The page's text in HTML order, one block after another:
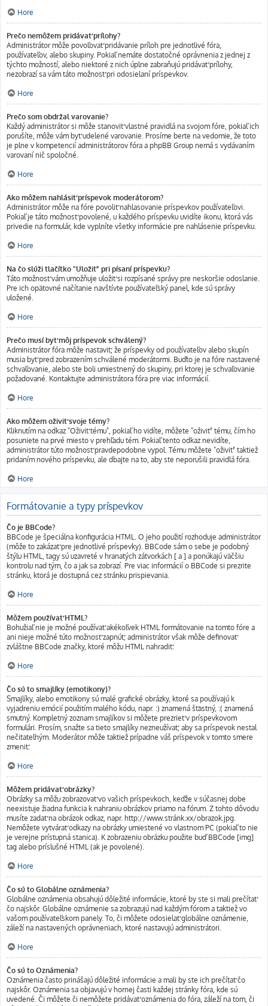
Hore
Prečo nemôžem pridávať prílohy?
Administrátor môže povoľovať pridávanie príloh pre jednotlivé fóra,
používateľov, alebo skupiny. Pokiaľ nemáte dostatočné oprávnenia z jednej z
týchto možností, alebo niektoré z nich úplne zabraňujú pridávať prílohy,
nezobrazí sa vám táto možnosť pri odosielaní príspevkov.
Hore
Prečo som obdržal varovanie?
Každý administrátor si môže stanoviť vlastné pravidlá na svojom fóre, pokiaľ ich
porušíte, môže vám byť udelené varovanie. Prosíme berte na vedomie, že toto
je plne v kompetencií administrátorov fóra a phpBB Group nemá s vydávaním
varovaní nič spoločné.
Hore
Ako môžem nahlásiť príspevok moderátorom?
Administrátor môže na fóre povoliť nahlasovanie príspevkov používateľovi.
Pokiaľ je táto možnosť povolené, u každého príspevku uvidíte ikonu, ktorá vás
privedie na formulár, kde vyplníte všetky informácie pre nahlásenie príspevku.
Hore
Na čo slúži tlačítko "Uložiť" pri písaní príspevku?
Táto možnosť vám umožňuje uložiť si rozpísané správy pre neskoršie odoslanie.
Pre ich opätovné načítanie navštívte používateľský panel, kde sú správy
uložené.
Hore
Prečo musí byť môj príspevok schválený?
Administrátor fóra môže nastaviť, že príspevky od používateľov alebo skupín
musia byť pred zobrazením schválené moderátormi. Buďto je na fóre nastavené
schvaľovanie, alebo ste boli umiestnený do skupiny, pri ktorej je schvaľovanie
požadované. Kontaktujte administrátora fóra pre viac informácií.
Hore
Ako môžem oživiť svoje témy?
Kliknutím na odkaz "Oživiť tému", pokiaľ ho vidíte, môžete "oživiť" tému, čím ho
posuniete na prvé miesto v prehľadu tém. Pokiaľ tento odkaz nevidíte,
administrátor túto možnosť pravdepodobne vypol. Tému môžete "oživiť" taktiež
pridaním nového príspevku, ale dbajte na to, aby ste neporušili pravidlá fóra.
Hore
Formátovanie a typy príspevkov
Čo je BBCode?
BBCode je špeciálna konfigurácia HTML. O jeho použití rozhoduje administrátor
(môže to zakázať pre jednotlivé príspevky). BBCode sám o sebe je podobný
štýlu HTML, tagy sú uzavreté v hranatých zátvorkách [ a ] a ponúkajú väčšiu
kontrolu nad tým, čo a jak sa zobrazí. Pre viac informácií o BBCode si prezrite
stránku, ktorá je dostupná cez stránku prispievania.
Hore
Môžem používať HTML?
Bohužiaľ nie je možné používať akékoľvek HTML formátovanie na tomto fóre a
ani nieje možné túto možnosť zapnúť, administrátor však môže definovať
zvláštne BBCode značky, ktoré môžu HTML nahradiť.
Hore
Čo sú to smajlíky (emotikony)?
Smajlíky, alebo emotikony sú malé grafické obrázky, ktoré sa používajú k
vyjadreniu emócií použitím malého kódu, napr. :) znamená šťastný, :( znamená
smutný. Kompletný zoznam smajlíkov si môžete prezrieť v príspevkovom
formulári. Prosím, snažte sa tieto smajlíky nezneužívať, aby sa príspevok nestal
nečitateľným. Moderátor môže taktiež prípadne váš príspevok v tomto smere
zmeniť.
Hore
Môžem pridávať obrázky?
Obrázky sa môžu zobrazovať vo vašich príspevkoch, keďže v súčasnej dobe
neexistuje žiadna funkcia k nahraniu obrázkov priamo na fórum. Z tohto dôvodu
musíte zadať na obrázok odkaz, napr. http://www.stránk.xx/obrazok.jpg.
Nemôžete vytvárať odkazy na obrázky umiestené vo vlastnom PC (pokiaľ to nie
je verejne prístupná stanica). K zobrazeniu obrázku použite buď BBCode [img]
tag alebo príslušné HTML (ak je povolené).
Hore
Čo sú to Globálne oznámenia?
Globálne oznámenia obsahujú dôležité informácie, ktoré by ste si mali prečítať
čo najskôr. Globálne oznámenie sa zobrazujú nad každým fórom a taktiež vo
vašom používateľskom panely. To, či môžete odosielať globálne oznámenie,
záleží na nastavených oprávneniach, ktoré nastavujú administrátori.
Hore
Čo sú to Oznámenia?
Oznámenia často prinášajú dôležité informácie a mali by ste ich prečítať čo
najskôr. Oznámenia sa objavujú v hornej časti každej stránky fóra, kde sú
uvedené. Či môžete či nemôžete pridávať oznámenia do fóra, záleží na tom, či